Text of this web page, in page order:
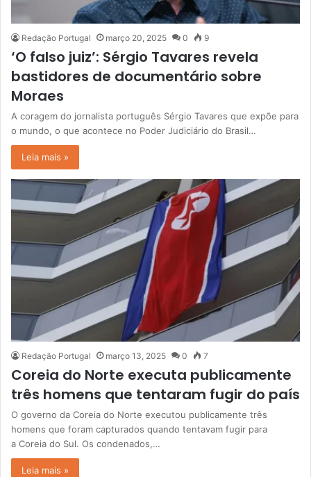
Redação Portugal março 20, 2025 0 9
‘O falso juiz’: Sérgio Tavares revela
bastidores de documentário sobre
Moraes
A coragem do jornalista português Sérgio Tavares que expõe para
o mundo, o que acontece no Poder Judiciário do Brasil…
Leia mais »
Redação Portugal março 13, 2025 0 7
Coreia do Norte executa publicamente
três homens que tentaram fugir do país
O governo da Coreia do Norte executou publicamente três
homens que foram capturados quando tentavam fugir para
a Coreia do Sul. Os condenados,…
Leia mais »